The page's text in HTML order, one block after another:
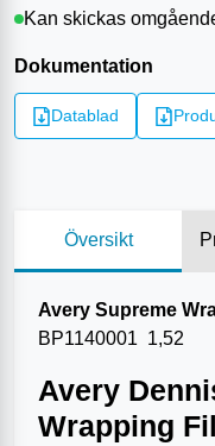
Kan skickas
Dokumentation
Datablad
Översikt
Avery Supreme
BP1140001 1,52
Avery
Wrapping